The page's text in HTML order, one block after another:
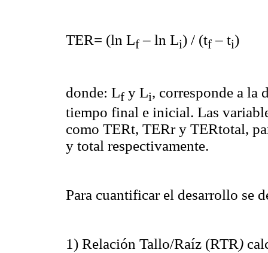
TER= (ln Lf – ln Li) / (tf – ti)
donde: Lf y Li, corresponde a
tiempo final e inicial. Las
como TERt, TERr y TERtotal,
y total respectivamente.
Para cuantificar el desarrollo se
1) Relación Tallo/Raíz (RTR)